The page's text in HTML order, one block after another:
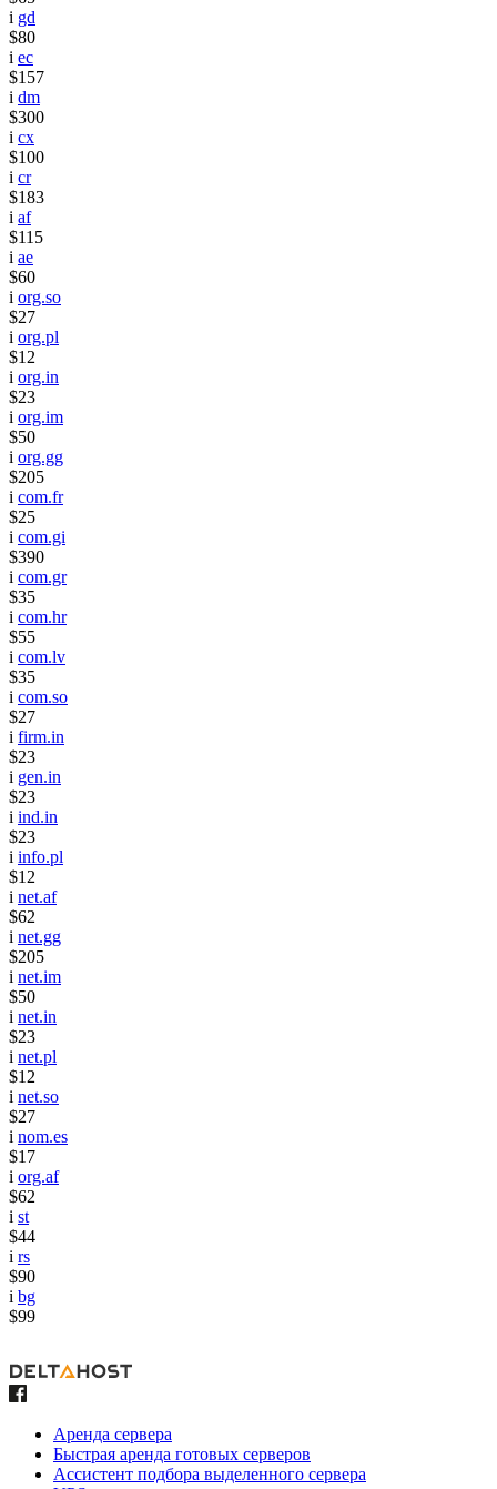
i gd
$80
i ec
$157
i dm
$300
i cx
$100
i cr
$183
i af
$115
i ae
$60
i org.so
$27
i org.pl
$12
i org.in
$23
i org.im
$50
i org.gg
$205
i com.fr
$25
i com.gi
$390
i com.gr
$35
i com.hr
$55
i com.lv
$35
i com.so
$27
i firm.in
$23
i gen.in
$23
i ind.in
$23
i info.pl
$12
i net.af
$62
i net.gg
$205
i net.im
$50
i net.in
$23
i net.pl
$12
i net.so
$27
i nom.es
$17
i org.af
$62
i st
$44
i rs
$90
i bg
$99
Аренда сервера
Быстрая аренда готовых серверов
Ассистент подбора выделенного сервера